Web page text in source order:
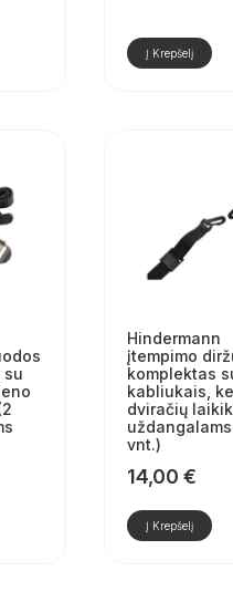
Į Krepšelį
su
Hindermann
įtempimo
komplektas
kabliukais,
dviračių
vnt.)
14,00 €
Į Krepšelį